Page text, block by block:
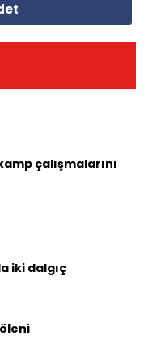
çalışmalarını
iki dalgıç